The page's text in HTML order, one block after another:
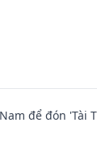
để đón 'Tài